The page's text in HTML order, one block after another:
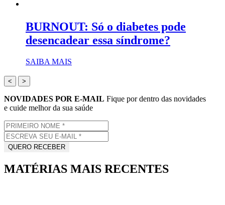
BURNOUT: Só o diabetes pode
desencadear essa síndrome?
SAIBA MAIS
< >
NOVIDADES POR E-MAIL Fique por dentro das novidades
e cuide melhor da sua saúde
MATÉRIAS MAIS RECENTES